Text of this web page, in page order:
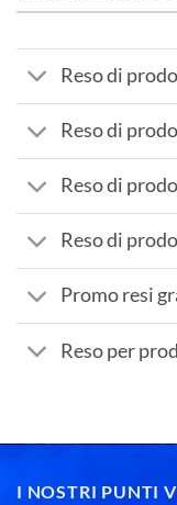
Reso di
Reso di
Reso di
Reso di
Promo resi
Reso per
I NOSTRI PUNTI